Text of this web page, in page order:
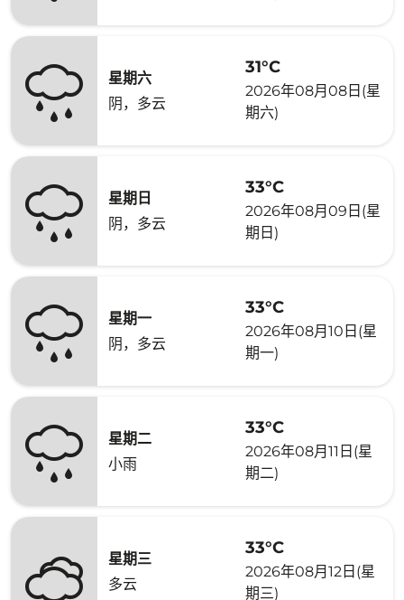
星期六
阴，多云
31°C
2026年08月08日(星
期六)
星期日
阴，多云
33°C
2026年08月09日(星
期日)
星期一
阴，多云
33°C
2026年08月10日(星
期一)
星期二
小雨
33°C
2026年08月11日(星
期二)
星期三
多云
33°C
2026年08月12日(星
期三)